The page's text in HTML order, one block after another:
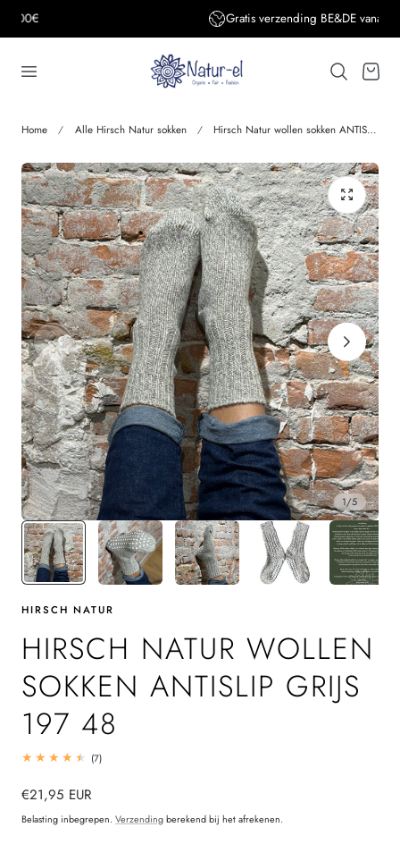
de inhoud Gratis verzending BE&DE vanaf 150€
Home Alle Hirsch Natur sokken Hirsch Natur wollen sokken ANTISLIP grijs 197 48
1/5
HIRSCH NATUR
HIRSCH NATUR WOLLEN
SOKKEN ANTISLIP GRIJS
197 48
(7)7
Normale
prijs
€21,95 EUR
Belasting inbegrepen. Verzendingberekend bij het afrekenen.